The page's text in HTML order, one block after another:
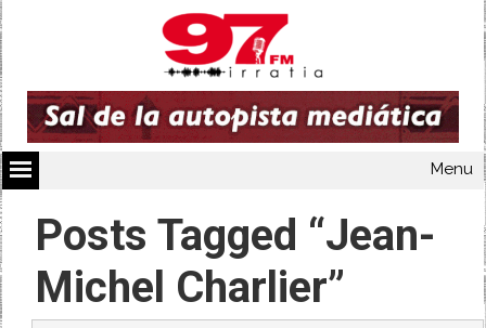
Menu
Posts Tagged “Jean-
Michel Charlier”